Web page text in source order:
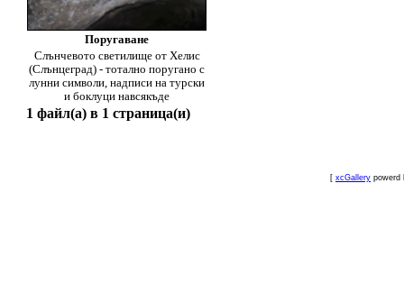
Поругаване
Слънчевото светилище от Хелис
(Слънцеград) - тотално поругано с
лунни символи, надписи на турски
и боклуци навсякъде
1 файл(а) в 1 страница(и)
[ xcGallery